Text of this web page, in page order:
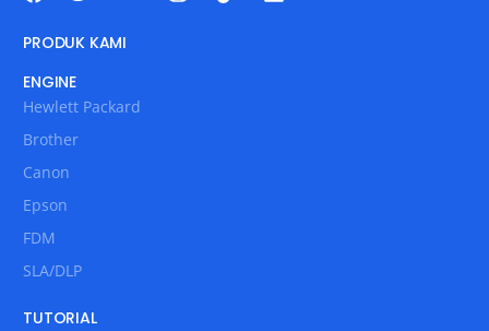
PRODUK KAMI
ENGINE
Hewlett Packard
Brother
Canon
Epson
FDM
SLA/DLP
TUTORIAL